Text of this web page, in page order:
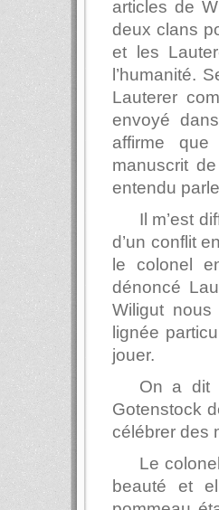
articles de
deux clans
et les
l’humanité.
Lauterer
envoyé
affirme
manuscrit
entendu
Il m’est
d’un conflit
le colonel
dénoncé
Wiligut nous
lignée
jouer.
On a dit
Gotenstock
célébrer des
Le
beauté et